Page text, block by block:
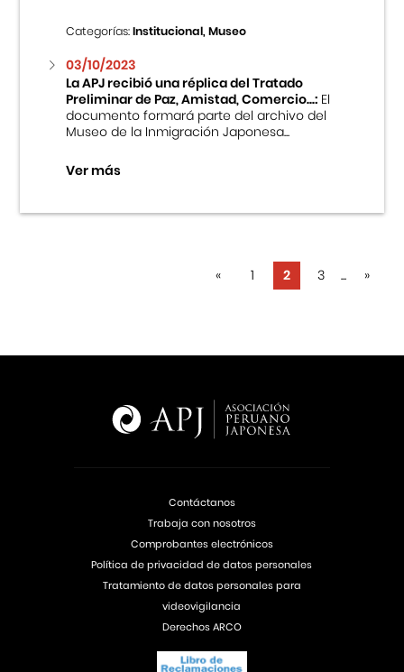
Categorías:Institucional, Museo
03/10/2023
La APJ recibió una réplica del Tratado
Preliminar de Paz, Amistad, Comercio...:El
documento formará parte del archivo del
Museo de la Inmigración Japonesa...
Ver más
« 1 2 3 ... »
Contáctanos
Trabaja con nosotros
Comprobantes electrónicos
Política de privacidad de datos personales
Tratamiento de datos personales para
videovigilancia
Derechos ARCO